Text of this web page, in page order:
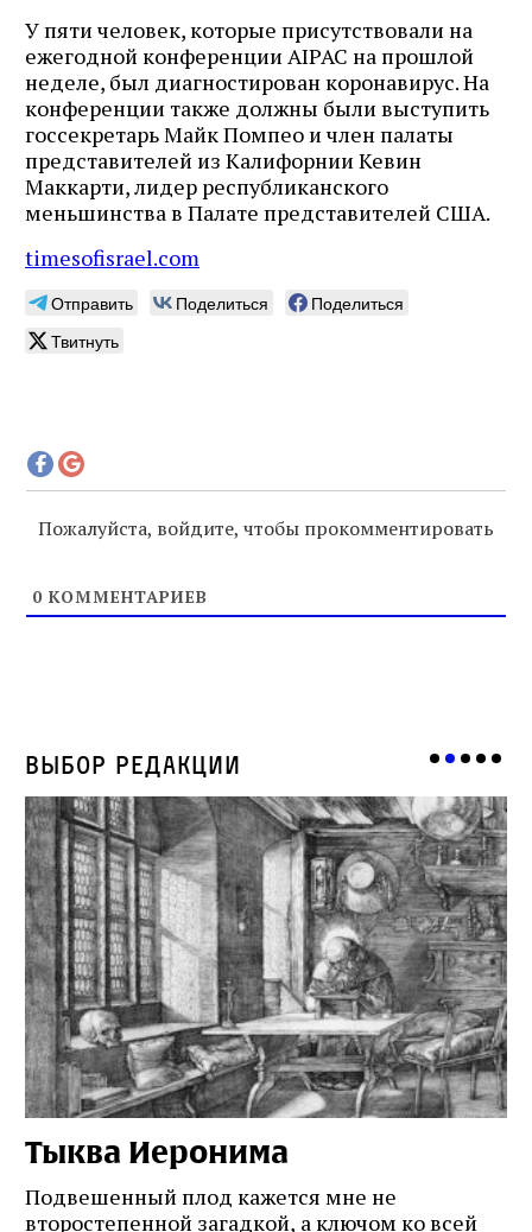
У пяти человек, которые присутствовали на
ежегодной конференции AIPAC на прошлой
неделе, был диагностирован коронавирус. На
конференции также должны были выступить
госсекретарь Майк Помпео и член палаты
представителей из Калифорнии Кевин
Маккарти, лидер республиканского
меньшинства в Палате представителей США.
timesofisrael.com
Отправить Поделиться
Поделиться
Твитнуть
Пожалуйста, войдите, чтобы прокомментировать
0 КОММЕНТАРИЕВ
Выбор редакции
Тыква Иеронима
Подвешенный плод кажется мне не
второстепенной загадкой, а ключом ко всей